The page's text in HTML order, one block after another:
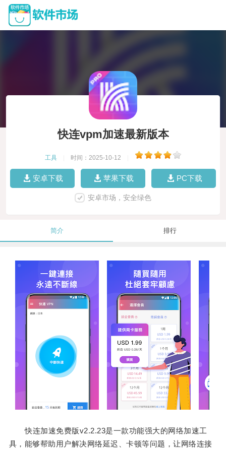
快连vpm加速最新版本
工具 时间：2025-10-12
安卓下载 苹果下载 PC下载
安卓市场，安全绿色
简介 排行
快连加速免费版v2.2.23是一款功能强大的网络加速工
具，能够帮助用户解决网络延迟、卡顿等问题，让网络连接